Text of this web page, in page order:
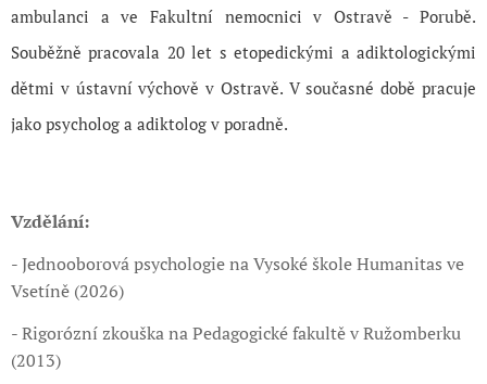
ambulanci a ve Fakultní nemocnici v Ostravě - Porubě.
Souběžně pracovala 20 let s etopedickými a adiktologickými
dětmi v ústavní výchově v Ostravě. V současné době pracuje
jako psycholog a adiktolog v poradně.
Vzdělání:
- Jednooborová psychologie na Vysoké škole Humanitas ve
Vsetíně (2026)
- Rigorózní zkouška na Pedagogické fakultě v Ružomberku
(2013)